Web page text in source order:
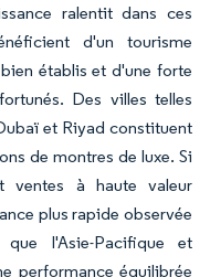
ralentit dans ces
d'un tourisme
établis et d'une forte
Des villes telles
et Riyad constituent
de montres de luxe. Si
ventes à haute valeur
plus rapide observée
l'Asie-Pacifique et
performance équilibrée